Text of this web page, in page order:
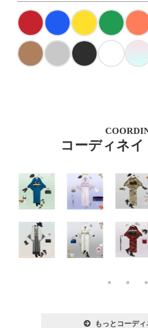
コーディネ
もっとコーデ